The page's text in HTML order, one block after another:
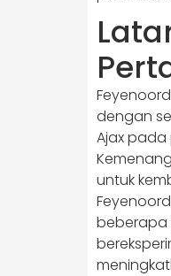
dengan
Ajax
untuk
beberapa